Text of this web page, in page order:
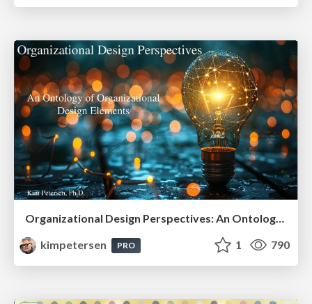
Organizational Design Perspectives: An Ontology of Organizational Design Elements
kimpetersen
PRO 1 790